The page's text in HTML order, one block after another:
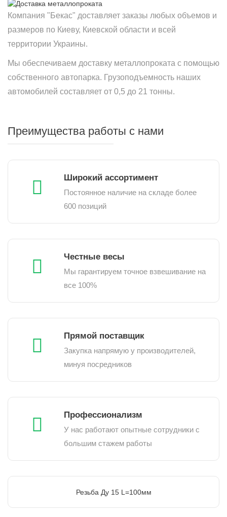
Компания "Бекас" доставляет заказы любых объемов и
размеров по Киеву, Киевской области и всей
территории Украины.
Мы обеспечиваем доставку металлопроката с помощью
собственного автопарка. Грузоподъемность наших
автомобилей составляет от 0,5 до 21 тонны.
Преимущества работы с нами
Широкий ассортимент
Постоянное наличие на складе более
600 позиций
Честные весы
Мы гарантируем точное взвешивание на
все 100%
Прямой поставщик
Закупка напрямую у производителей,
минуя посредников
Профессионализм
У нас работают опытные сотрудники с
большим стажем работы
Резьба Ду 15 L=100мм